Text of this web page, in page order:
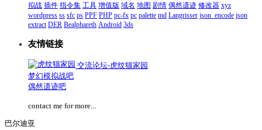
拟战 插件 指令集 工具 增值版 域名 地图 剧情 偶然遗迹 修改器 xyz
wordpress ss sfc ps PPF PHP pc-fx pc palette md Langrisser json_encode json
extract DER Bealphareth Android 3ds
友情链接
交流论坛-虎纹猫家园
梦幻模拟战吧
偶然遗迹吧
contact me for more...
巴尔迪亚